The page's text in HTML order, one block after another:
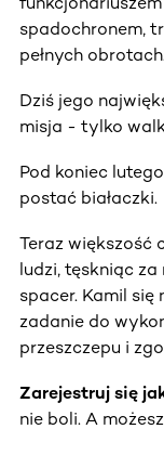
spadochronem,
pełnych obrotach.
Dziś jego
misja - tylko
Pod koniec
postać białaczki.
Teraz większość
ludzi, tęskniąc
spacer. Kamil
zadanie do
przeszczepu i
Zarejestruj się
nie boli. A